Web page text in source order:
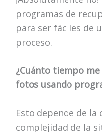
programas de
para ser fáciles de
proceso.
¿Cuánto tiempo
fotos usando
Esto depende de la
complejidad de la